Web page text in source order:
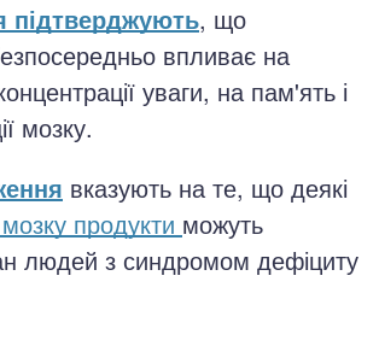
підтверджують, що
впливає на
уваги, на пам'ять і
мозку.
вказують на те, що деякі
продукти можуть
людей з синдромом дефіциту